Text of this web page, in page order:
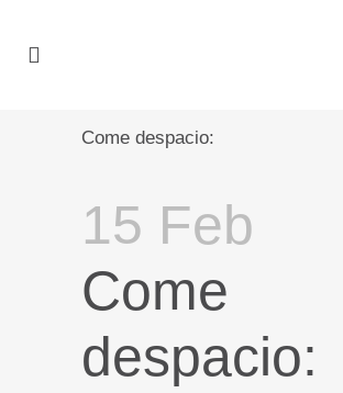
Come despacio:
15 Feb
Come
despacio: